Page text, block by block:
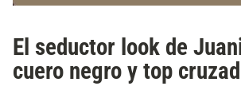
El seductor look de
cuero negro y top